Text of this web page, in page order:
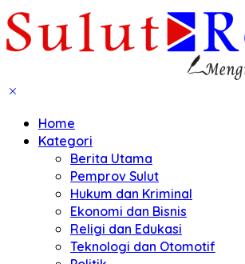
Home
Kategori
Berita Utama
Pemprov Sulut
Hukum dan Kriminal
Ekonomi dan Bisnis
Religi dan Edukasi
Teknologi dan Otomotif